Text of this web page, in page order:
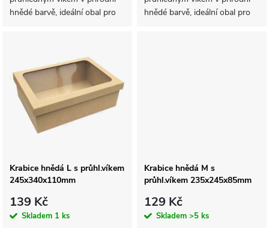
u
t
ů
u
t
hnědé barvě, ideální obal pro
hnědé barvě, ideální obal pro
Krabice hnědá L s průhl.víkem
245x340x110mm
139 Kč
Skladem 1 ks
Krabice hnědá M s
průhl.víkem 235x245x85mm
129 Kč
Skladem >5 ks